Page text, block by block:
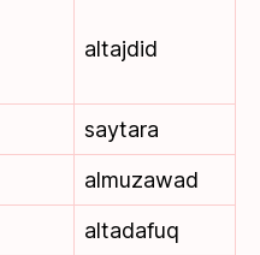
altajdid
saytara
almuzawad
altadafuq